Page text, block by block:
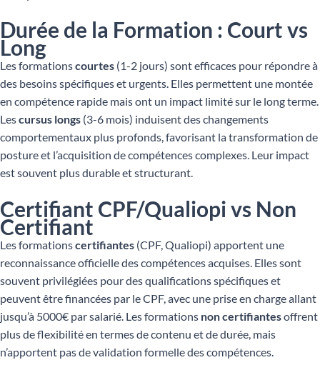
Durée de la Formation : Court vs
Long
Les formationscourtes (1-2 jours) sont efficaces pour répondre à
des besoins spécifiques et urgents. Elles permettent une montée
en compétence rapide mais ont un impact limité sur le long terme.
Lescursus longs (3-6 mois) induisent des changements
comportementaux plus profonds, favorisant la transformation de
posture et l’acquisition de compétences complexes. Leur impact
est souvent plus durable et structurant.
Certifiant CPF/Qualiopi vs Non
Certifiant
Les formationscertifiantes (CPF, Qualiopi) apportent une
reconnaissance officielle des compétences acquises. Elles sont
souvent privilégiées pour des qualifications spécifiques et
peuvent être financées par le CPF, avec une prise en charge allant
jusqu’à 5000€ par salarié. Les formations non certifiantesoffrent
plus de flexibilité en termes de contenu et de durée, mais
n’apportent pas de validation formelle des compétences.